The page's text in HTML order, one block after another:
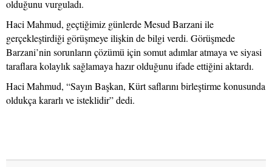
olduğunu vurguladı.
Haci Mahmud, geçtiğimiz günlerde Mesud Barzani ile
gerçekleştirdiği görüşmeye ilişkin de bilgi verdi. Görüşmede
Barzani’nin sorunların çözümü için somut adımlar atmaya ve siyasi
taraflara kolaylık sağlamaya hazır olduğunu ifade ettiğini aktardı.
Haci Mahmud, “Sayın Başkan, Kürt saflarını birleştirme konusunda
oldukça kararlı ve isteklidir” dedi.